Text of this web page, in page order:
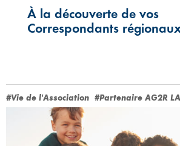
À la découverte de vos
Correspondants
#Vie de l'Association #Partenaire AG2R